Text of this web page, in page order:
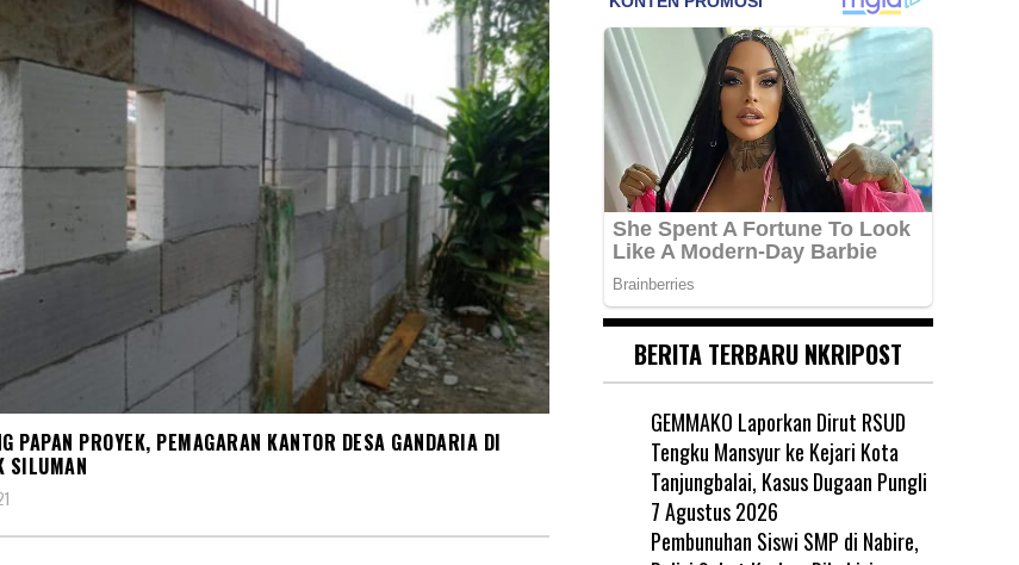
PAPAN PROYEK, PEMAGARAN KANTOR DESA GANDARIA DI
SILUMAN
BERITA TERBARU NKRIPOST
GEMMAKO Laporkan Dirut RSUD
Tengku Mansyur ke Kejari Kota
Tanjungbalai, Kasus Dugaan Pungli
7 Agustus 2026
Pembunuhan Siswi SMP di Nabire,